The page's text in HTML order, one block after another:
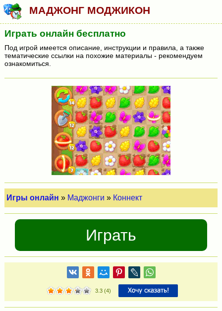
МАДЖОНГ МОДЖИКОН
Играть онлайн бесплатно
Под игрой имеется описание, инструкции и правила, а также
тематические ссылки на похожие материалы - рекомендуем
ознакомиться.
Игры онлайн » Маджонги » Коннект
Играть
3.3(4)